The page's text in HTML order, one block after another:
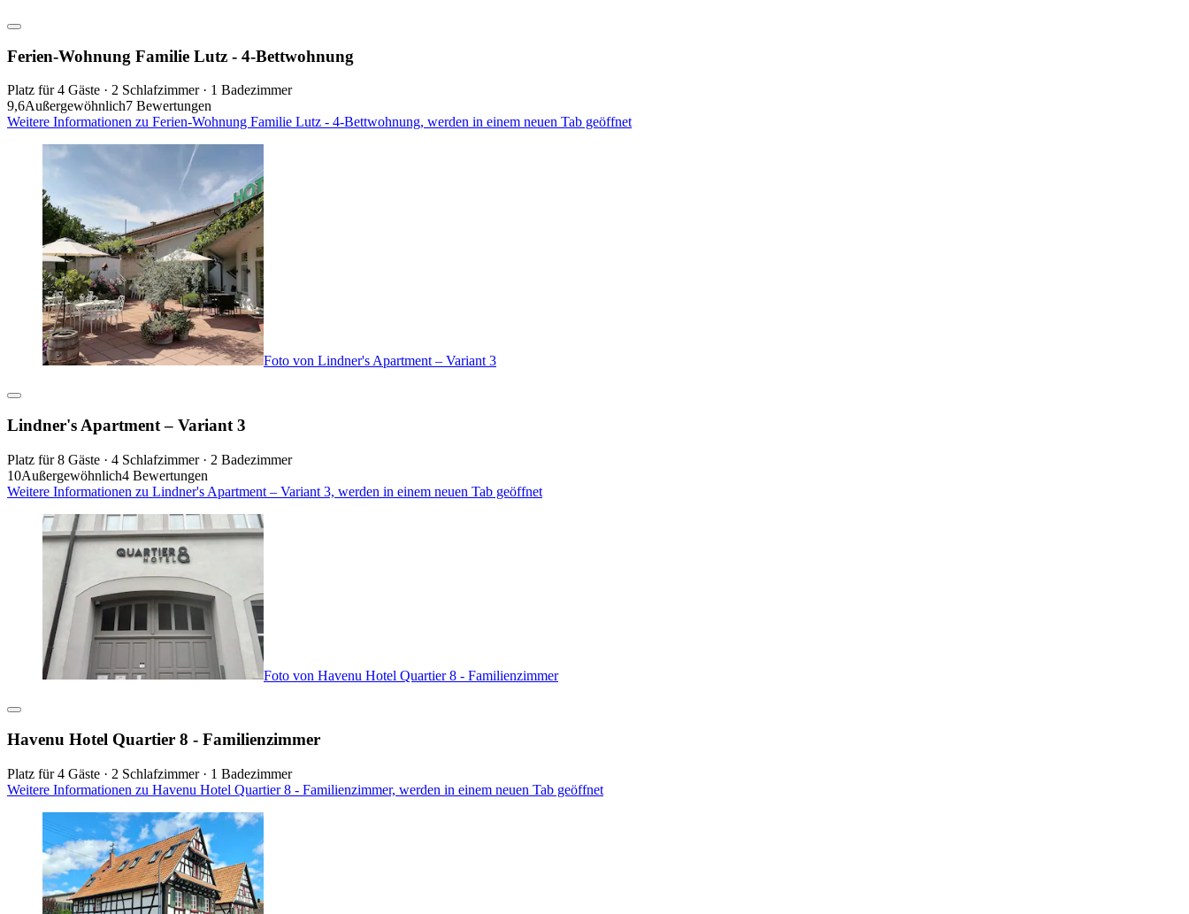
Ferien-Wohnung Familie Lutz - 4-Bettwohnung
Platz für 4 Gäste · 2 Schlafzimmer · 1 Badezimmer
9,6Außergewöhnlich7 Bewertungen
Weitere Informationen zu Ferien-Wohnung Familie Lutz - 4-Bettwohnung, werden in einem neuen Tab geöffnet
Foto von Lindner's Apartment – Variant 3
Lindner's Apartment – Variant 3
Platz für 8 Gäste · 4 Schlafzimmer · 2 Badezimmer
10Außergewöhnlich4 Bewertungen
Weitere Informationen zu Lindner's Apartment – Variant 3, werden in einem neuen Tab geöffnet
Foto von Havenu Hotel Quartier 8 - Familienzimmer
Havenu Hotel Quartier 8 - Familienzimmer
Platz für 4 Gäste · 2 Schlafzimmer · 1 Badezimmer
Weitere Informationen zu Havenu Hotel Quartier 8 - Familienzimmer, werden in einem neuen Tab geöffnet